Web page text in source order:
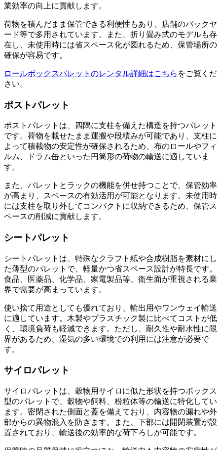
業効率の向上に貢献します。
荷物を積んだまま保管できる利便性もあり、店舗のバックヤ
ード等で多用されています。また、折り畳み式のモデルも存
在し、未使用時には省スペース化が図れるため、保管場所の
確保が容易です。
ロールボックスパレットのレンタル詳細はこちら をご覧くだ
さい。
ポストパレット
ポストパレットは、四隅に支柱を備えた構造を持つパレット
です。荷物を載せたまま運搬や段積みが可能であり、支柱に
よって積載物の安定性が確保されるため、布のロールやフィ
ルム、ドラム缶といった円筒形の荷物の輸送に適していま
す。
また、パレットとラックの機能を併せ持つことで、保管効率
が高まり、スペースの有効活用が可能となります。未使用時
には支柱を取り外してコンパクトに収納できるため、保管ス
ペースの削減に貢献します。
シートパレット
シートパレットは、特殊なクラフト紙や合成樹脂を素材にし
た薄型のパレットで、軽量かつ省スペース設計が特長です。
食品、医薬品、化学品、家電製品等、衛生面が重視される業
界で需要が高まっています。
使い捨て用途としても優れており、輸出用やワンウェイ輸送
に適しています。木製やプラスチック製に比べてコストが低
く、環境負荷も軽減できます。ただし、耐久性や耐水性に限
界があるため、湿気の多い環境での利用には注意が必要で
す。
サイロパレット
サイロパレットは、穀物用サイロに似た形状を持つボックス
型のパレットで、穀物や飼料、粉粒体等の輸送に特化してい
ます。密閉された側面と蓋を備えており、内容物の漏れや外
部からの異物混入を防ぎます。また、下部には開閉装置が設
置されており、輸送後の効率的な荷下ろしが可能です。